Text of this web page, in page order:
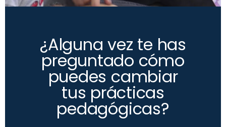
¿Alguna vez te has
preguntado cómo
puedes cambiar
tus prácticas
pedagógicas?